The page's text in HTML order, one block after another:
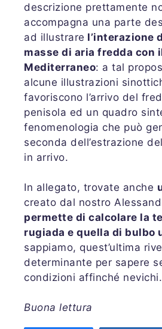
descrizione prettamente
accompagna una parte
ad illustrare l’interazione
masse di aria fredda con
Mediterraneo: a tal
alcune illustrazioni
favoriscono l’arrivo del
penisola ed un quadro
fenomenologia che può
seconda dell’estrazione
in arrivo.
In allegato, trovate anche
creato dal nostro
permette di calcolare la
rugiada e quella di bulbo
sappiamo, quest’ultima
determinante per sapere
condizioni affinché nevichi.
Buona lettura